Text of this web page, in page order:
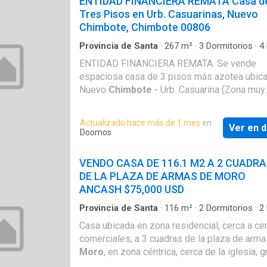
Descripción: Primer piso: 103,66 m2. Jardín.
ingreso. Sala / Comedor. Cocina. Estudio.
Cochera. Segundo Piso: 103,66 m2. Hall. Sala
estar. Dormitorio principal con baño y balcón
incorporado. Dormitorios secundarios: Dos (2).
Ambos con baño incorporado. Tercer Piso:
m2. Lavandería. Dormitorio de servicio. Baño:
(1). Terraza. Azotea: 11,050 m2. Tanque
Tres Pisos en Urb. Casuarinas, Nuevo
Chimbote, Chimbote 00806
Provincia de Santa · 267 m² · 3 Dormitorios · 4
Cochera· Cocina equipada
ENTIDAD FINANCIERA REMATA. Se vende
espaciosa casa de 3 pisos más azotea
Nuevo Chimbote - Urb. Casuarina (Zona muy
instituciones educativas, Mercado Buenos
polideportivo Casuarinas, restaurantes y
Zonificación: RDM. Antigüedad: 21 años
Descripción: Primer piso: 103,66 m2. Jardín.
ingreso. Sala / Comedor. Cocina. Estudio.
Cochera. Segundo Piso: 103,66 m2. Hall. Sala
estar. Dormitorio principal con baño y balcón
incorporado. Dormitorios secundarios: Dos
Ambos con baño incorporado. Tercer Piso:
m2. Lavandería. Dormitorio de servicio. Baño:
(1). Terraza. Azotea: 11,050 m2. Tanque
Actualizado hace más de 1 mes en
Doomos
Ver en
VENDO CASA DE 116.1 M2 A 2
DE LA PLAZA DE ARMAS DE MORO
ANCASH $75,000 USD
Provincia de Santa · 116 m² · 2 Dormitorios · 2
Casa ubicada en zona residencial, cerca a
comerciales, a 3 cuadras de la plaza de
Moro, en zona céntrica, cerca de la iglesia,